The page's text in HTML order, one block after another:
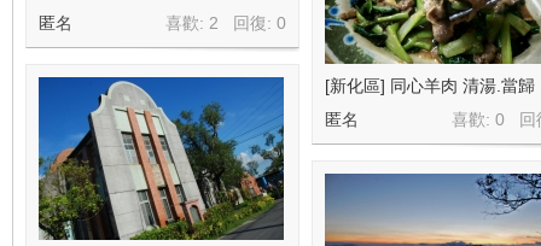
喜歡: 2 回復: 0
匿名
[新化區] 同心羊肉 清湯.當歸
喜歡: 0 回
匿名